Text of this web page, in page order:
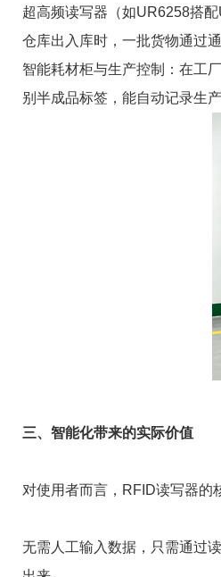
超高频读写器（如UR6258搭
仓库出入库时，一批货物通过
智能耗材柜与生产控制：在工
别半成品标签，能自动记录生
三、智能化带来的实际价值
对使用者而言，RFID读写器的
无需人工输入数据，只需通过